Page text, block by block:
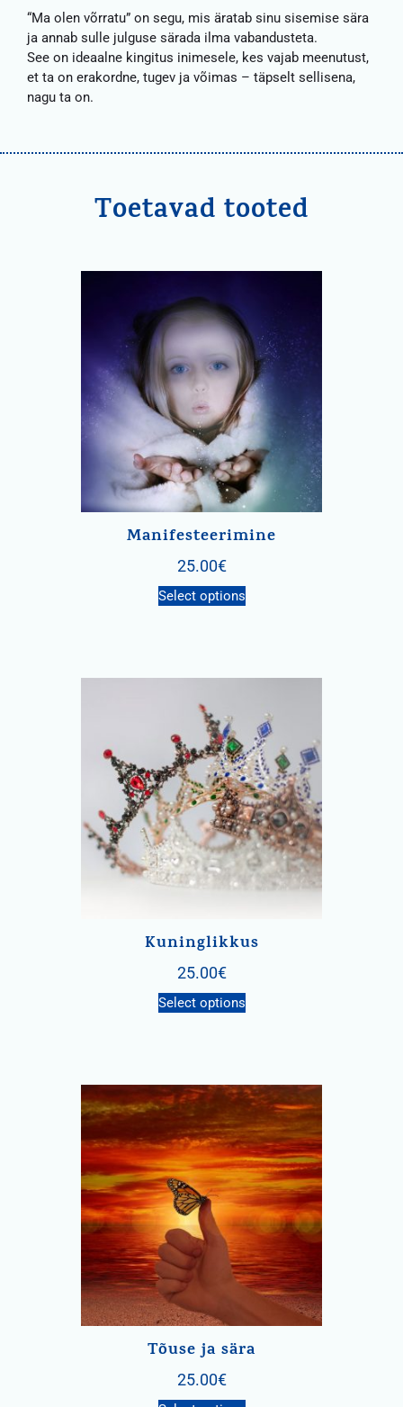
“Ma olen võrratu” on segu, mis äratab sinu sisemise sära
ja annab sulle julguse särada ilma vabandusteta.
See on ideaalne kingitus inimesele, kes vajab meenutust,
et ta on erakordne, tugev ja võimas – täpselt sellisena,
nagu ta on.
Toetavad tooted
Manifesteerimine
25.00€
Select options
Kuninglikkus
25.00€
Select options
Tõuse ja sära
25.00€